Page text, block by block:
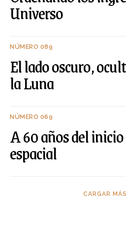
Universo
NÚMERO 089
El lado oscuro,
la Luna
NÚMERO 069
A 60 años del
espacial
CARGAR MÁS